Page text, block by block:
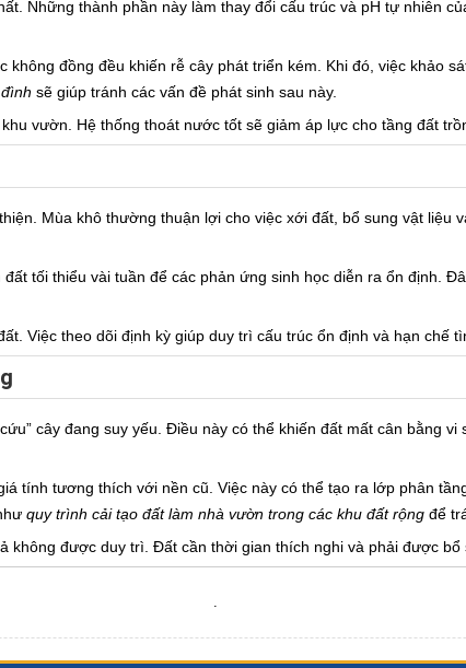
Những thành phần này làm thay đổi cấu trúc và pH tự nhiên
đồng đều khiến rễ cây phát triển kém. Khi đó, việc khảo
sẽ giúp tránh các vấn đề phát sinh sau này.
vườn. Hệ thống thoát nước tốt sẽ giảm áp lực cho tầng đất
Mùa khô thường thuận lợi cho việc xới đất, bổ sung vật liệu
tối thiểu vài tuần để các phản ứng sinh học diễn ra ổn định.
Việc theo dõi định kỳ giúp duy trì cấu trúc ổn định và hạn chế
cây đang suy yếu. Điều này có thể khiến đất mất cân bằng
tính tương thích với nền cũ. Việc này có thể tạo ra lớp phân
quy trình cải tạo đất làm nhà vườn trong các khu đất rộng để
không được duy trì. Đất cần thời gian thích nghi và phải được
.